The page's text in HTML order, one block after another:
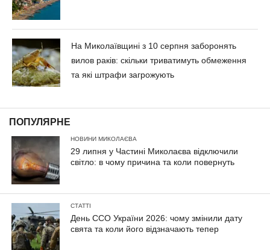
На Миколаївщині з 10 серпня заборонять
вилов раків: скільки триватимуть обмеження
та які штрафи загрожують
ПОПУЛЯРНЕ
НОВИНИ МИКОЛАЄВА
29 липня у Частині Миколаєва відключили
світло: в чому причина та коли повернуть
СТАТТІ
День ССО України 2026: чому змінили дату
свята та коли його відзначають тепер